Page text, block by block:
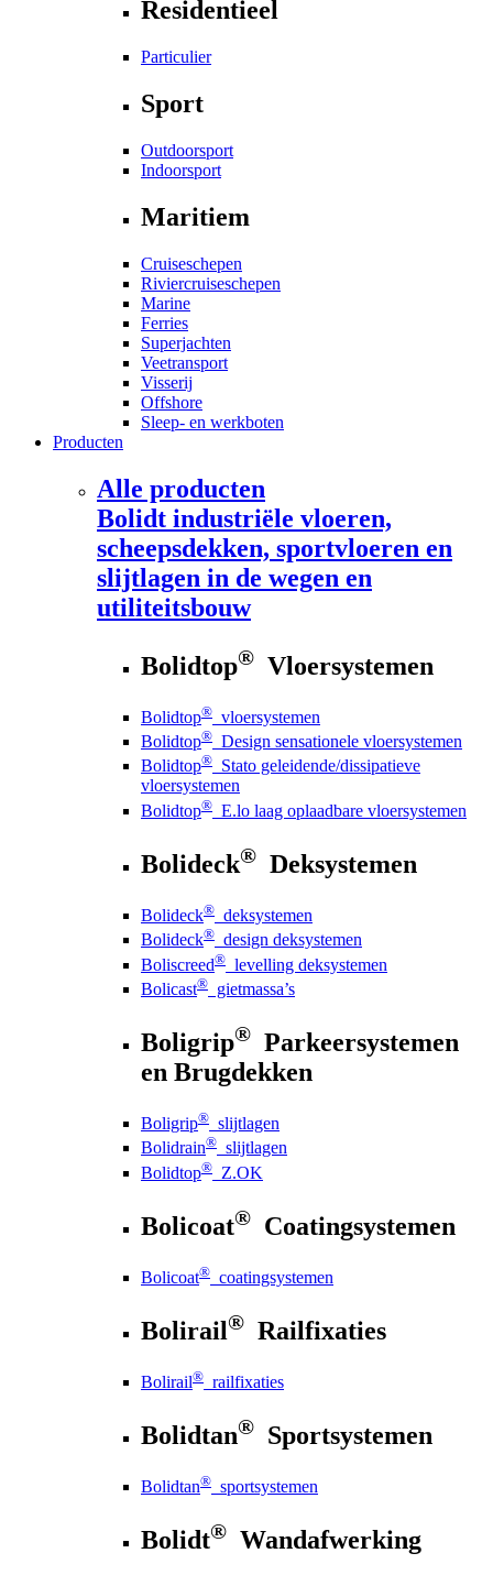
Residentieel
Particulier
Sport
Outdoorsport
Indoorsport
Maritiem
Cruiseschepen
Riviercruiseschepen
Marine
Ferries
Superjachten
Veetransport
Visserij
Offshore
Sleep- en werkboten
Producten
Alle producten
Bolidt industriële vloeren,
scheepsdekken, sportvloeren en
slijtlagen in de wegen en
utiliteitsbouw
Bolidtop® Vloersystemen
Bolidtop® vloersystemen
Bolidtop® Design sensationele vloersystemen
Bolidtop® Stato geleidende/dissipatieve
vloersystemen
Bolidtop® E.lo laag oplaadbare vloersystemen
Bolideck® Deksystemen
Bolideck® deksystemen
Bolideck® design deksystemen
Boliscreed® levelling deksystemen
Bolicast® gietmassa’s
Boligrip® Parkeersystemen
en Brugdekken
Boligrip® slijtlagen
Bolidrain® slijtlagen
Bolidtop® Z.OK
Bolicoat® Coatingsystemen
Bolicoat® coatingsystemen
Bolirail® Railfixaties
Bolirail® railfixaties
Bolidtan® Sportsystemen
Bolidtan® sportsystemen
Bolidt® Wandafwerking